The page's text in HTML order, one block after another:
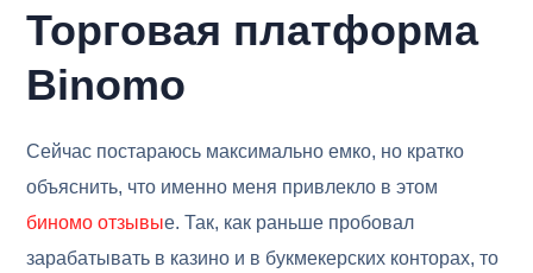
Торговая платформа
Binomo
Сейчас постараюсь максимально емко, но кратко
объяснить, что именно меня привлекло в этом
биномо отзывые. Так, как раньше пробовал
зарабатывать в казино и в букмекерских конторах, то